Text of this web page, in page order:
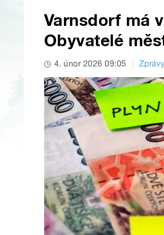
Varnsdorf má
Obyvatelé
4. únor 2026 09:05